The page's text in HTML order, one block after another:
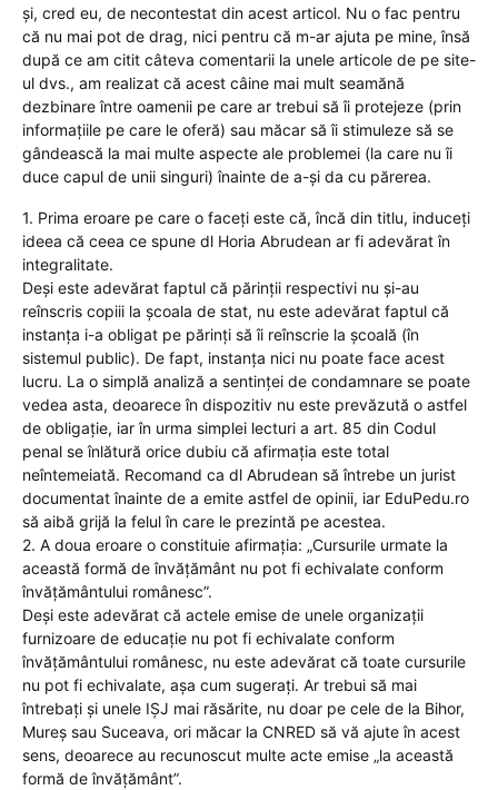
și, cred eu, de necontestat din acest articol. Nu o fac pentru
că nu mai pot de drag, nici pentru că m-ar ajuta pe mine, însă
după ce am citit câteva comentarii la unele articole de pe site-
ul dvs., am realizat că acest câine mai mult seamănă
dezbinare între oamenii pe care ar trebui să îi protejeze (prin
informațiile pe care le oferă) sau măcar să îi stimuleze să se
gândească la mai multe aspecte ale problemei (la care nu îi
duce capul de unii singuri) înainte de a-și da cu părerea.
1. Prima eroare pe care o faceți este că, încă din titlu, induceți
ideea că ceea ce spune dl Horia Abrudean ar fi adevărat în
integralitate.
Deși este adevărat faptul că părinții respectivi nu și-au
reînscris copiii la școala de stat, nu este adevărat faptul că
instanța i-a obligat pe părinți să îi reînscrie la școală (în
sistemul public). De fapt, instanța nici nu poate face acest
lucru. La o simplă analiză a sentinței de condamnare se poate
vedea asta, deoarece în dispozitiv nu este prevăzută o astfel
de obligație, iar în urma simplei lecturi a art. 85 din Codul
penal se înlătură orice dubiu că afirmația este total
neîntemeiată. Recomand ca dl Abrudean să întrebe un jurist
documentat înainte de a emite astfel de opinii, iar EduPedu.ro
să aibă grijă la felul în care le prezintă pe acestea.
2. A doua eroare o constituie afirmația: „Cursurile urmate la
această formă de învățământ nu pot fi echivalate conform
învățământului românesc”.
Deși este adevărat că actele emise de unele organizații
furnizoare de educație nu pot fi echivalate conform
învățământului românesc, nu este adevărat că toate cursurile
nu pot fi echivalate, așa cum sugerați. Ar trebui să mai
întrebați și unele IȘJ mai răsărite, nu doar pe cele de la Bihor,
Mureș sau Suceava, ori măcar la CNRED să vă ajute în acest
sens, deoarece au recunoscut multe acte emise „la această
formă de învățământ”.